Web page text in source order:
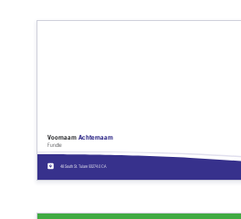
48 South St. Tulare 93274.0 CA
Functie
Voornaam Achternaam